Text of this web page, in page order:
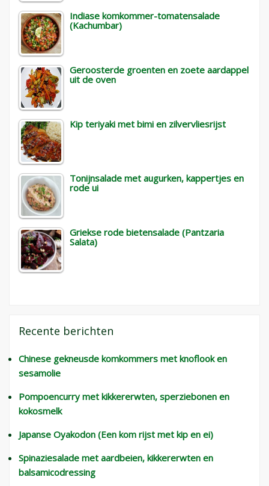
Indiase komkommer-tomatensalade
(Kachumbar)
Geroosterde groenten en zoete aardappel
uit de oven
Kip teriyaki met bimi en zilvervliesrijst
Tonijnsalade met augurken, kappertjes en
rode ui
Griekse rode bietensalade (Pantzaria
Salata)
Recente berichten
Chinese gekneusde komkommers met knoflook en
sesamolie
Pompoencurry met kikkererwten, sperziebonen en
kokosmelk
Japanse Oyakodon (Een kom rijst met kip en ei)
Spinaziesalade met aardbeien, kikkererwten en
balsamicodressing